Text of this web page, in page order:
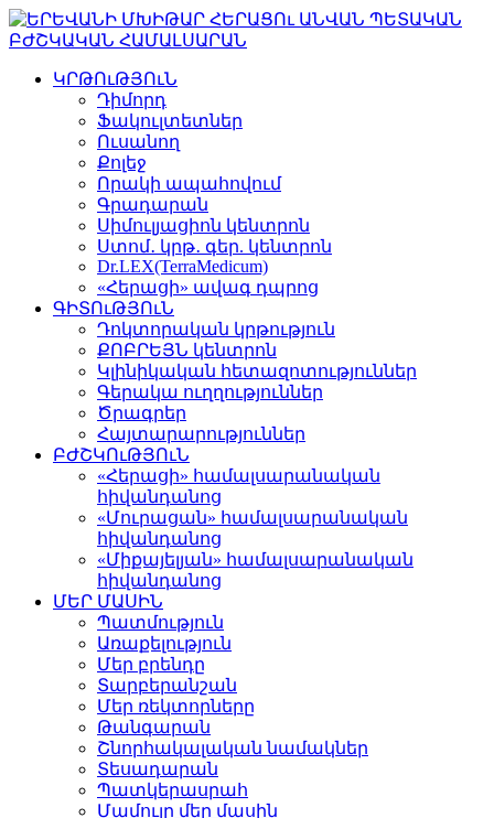
ԿՐԹՈւԹՅՈւՆ
Դիմորդ
Ֆակուլտետներ
Ուսանող
Քոլեջ
Որակի ապահովում
Գրադարան
Սիմուլյացիոն կենտրոն
Ստոմ․ կրթ․ գեր. կենտրոն
Dr.LEX(TerraMedicum)
«Հերացի» ավագ դպրոց
ԳԻՏՈւԹՅՈւՆ
Դոկտորական կրթություն
ՔՈԲՐԵՅՆ կենտրոն
Կլինիկական հետազոտություններ
Գերակա ուղղություններ
Ծրագրեր
Հայտարարություններ
ԲԺՇԿՈւԹՅՈւՆ
«Հերացի» համալսարանական
հիվանդանոց
«Մուրացան» համալսարանական
հիվանդանոց
«Միքայելյան» համալսարանական
հիվանդանոց
ՄԵՐ ՄԱՍԻՆ
Պատմություն
Առաքելություն
Մեր բրենդը
Տարբերանշան
Մեր ռեկտորները
Թանգարան
Շնորհակալական նամակներ
Տեսադարան
Պատկերասրահ
Մամուլը մեր մասին